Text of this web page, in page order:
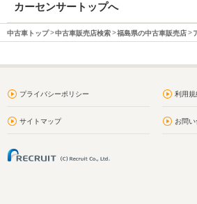
カーセンサートップへ
中古車トップ 中古車販売店検索 福島県の中古車販売店
プライバシーポリシー 利用規
サイトマップ お問